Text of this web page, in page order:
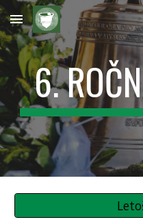
Skip to main content
6.